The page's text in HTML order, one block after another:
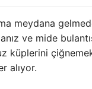
meydana
ve mide
küplerini
alıyor.